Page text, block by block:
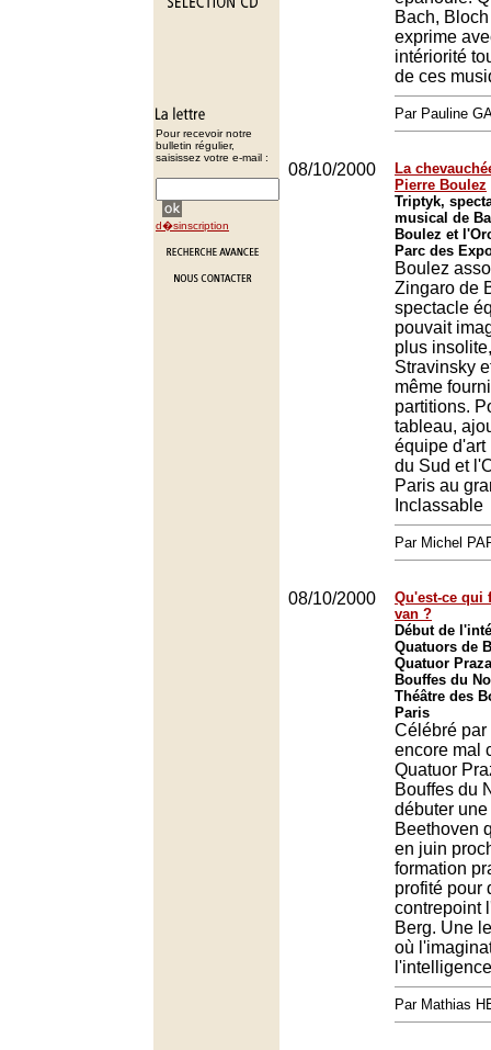
Pour recevoir notre
bulletin régulier,
saisissez votre e-mail :
d�sinscription
Bach,
exprime
intériorité
de ces
Par Pauline
08/10/2000
La
Pierre Boulez
Triptyk,
musical de
Boulez et
Parc des
Boulez
Zingaro de
spectacle
pouvait
plus
Stravinsky
même
partitions.
tableau,
équipe d'art
du Sud et
Paris au
Inclassable
Par Michel
08/10/2000
Qu'est-ce qui
van ?
Début de
Quatuors de
Quatuor
Bouffes du
Théâtre des
Paris
Célébré par
encore mal
Quatuor
Bouffes du
débuter
Beethoven
en juin
formation
profité pour
contrepoint
Berg. Une
où
Par Mathias